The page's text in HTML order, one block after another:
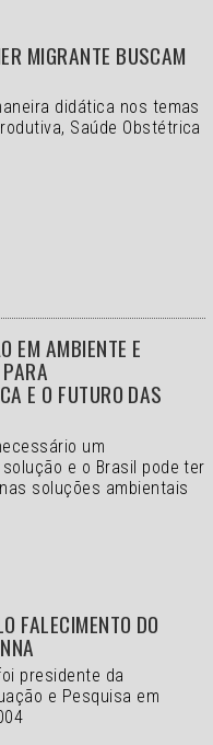
MIGRANTE BUSCAM
didática nos temas
Saúde Obstétrica
EM AMBIENTE E
E O FUTURO DAS
um
e o Brasil pode ter
soluções ambientais
FALECIMENTO DO
presidente da
e Pesquisa em